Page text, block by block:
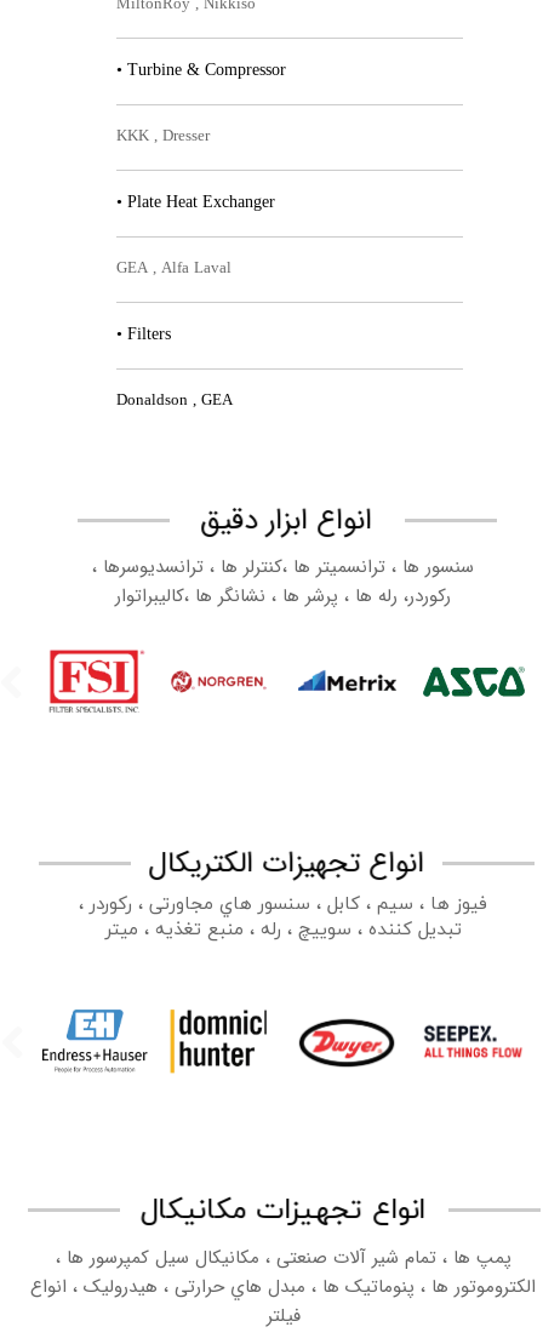
• Turbine & Compressor
• Plate Heat Exchanger
MiltonRoy , Nikkiso​​​​​​​
KKK , Dresser​​​​​​​
GEA , Alfa Laval​​​​​​​
• Filters
Donaldson , GEA​​​​​​​
​انواع ابزار دقیق
سنسور ها ، ترانسمیتر ها ،کنترلر ها ، ترانسدیوسرها ،
رکوردر، رله ها ، پرشر ها ، نشانگر ها ،کالیبراتوار
انواع تجهیزات الکتریکال
فیوز ها ، سیم ، کابل ، سنسور هاي مجاورتی ، رکوردر ،
تبدیل کننده ، سوییچ ، رله ، منبع تغذیه ، میتر​​​​​​​
انواع تجهیزات مکانیکال
پمپ ها ، تمام شیر آلات صنعتی ، مکانیکال سیل کمپرسور ها ،
الکتروموتور ها ، پنوماتیک ها ، مبدل هاي حرارتی ، هیدرولیک ، انواع
فیلتر